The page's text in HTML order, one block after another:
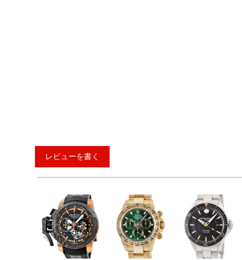
レビューを書く